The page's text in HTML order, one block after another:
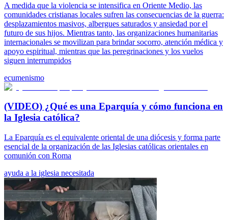
A medida que la violencia se intensifica en Oriente Medio, las
comunidades cristianas locales sufren las consecuencias de la guerra:
desplazamientos masivos, albergues saturados y ansiedad por el
futuro de sus hijos. Mientras tanto, las organizaciones humanitarias
internacionales se movilizan para brindar socorro, atención médica y
apoyo espiritual, mientras que las peregrinaciones y los vuelos
siguen interrumpidos
ecumenismo
(VIDEO) ¿Qué es una Eparquía y cómo funciona en
la Iglesia católica?
La Eparquía es el equivalente oriental de una diócesis y forma parte
esencial de la organización de las Iglesias católicas orientales en
comunión con Roma
ayuda a la iglesia necesitada